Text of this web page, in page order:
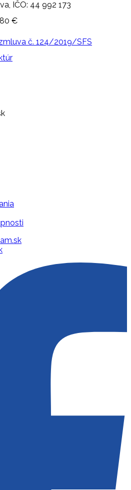
IČO: 44 992 173
€
č. 124/2019/SFS